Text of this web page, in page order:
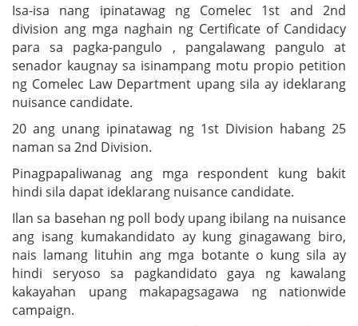
Isa-isa nang ipinatawag ng Comelec 1st and 2nd
division ang mga naghain ng Certificate of Candidacy
para sa pagka-pangulo , pangalawang pangulo at
senador kaugnay sa isinampang motu propio petition
ng Comelec Law Department upang sila ay ideklarang
nuisance candidate.
20 ang unang ipinatawag ng 1st Division habang 25
naman sa 2nd Division.
Pinagpapaliwanag ang mga respondent kung bakit
hindi sila dapat ideklarang nuisance candidate.
Ilan sa basehan ng poll body upang ibilang na nuisance
ang isang kumakandidato ay kung ginagawang biro,
nais lamang lituhin ang mga botante o kung sila ay
hindi seryoso sa pagkandidato gaya ng kawalang
kakayahan upang makapagsagawa ng nationwide
campaign.